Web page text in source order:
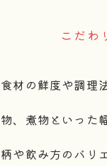
こだわ
材の鮮度や調
、煮物といっ
や飲み方のバリ